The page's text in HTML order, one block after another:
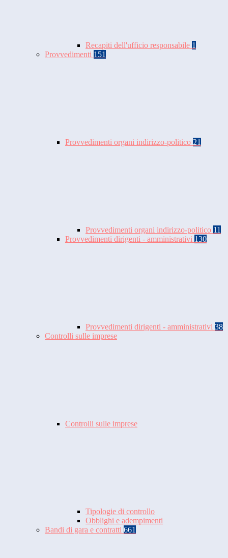
Recapiti dell'ufficio responsabile 1
Provvedimenti 151
Provvedimenti organi indirizzo-politico 21
Provvedimenti organi indirizzo-politico 11
Provvedimenti dirigenti - amministrativi 130
Provvedimenti dirigenti - amministrativi 38
Controlli sulle imprese
Controlli sulle imprese
Tipologie di controllo
Obblighi e adempimenti
Bandi di gara e contratti 661